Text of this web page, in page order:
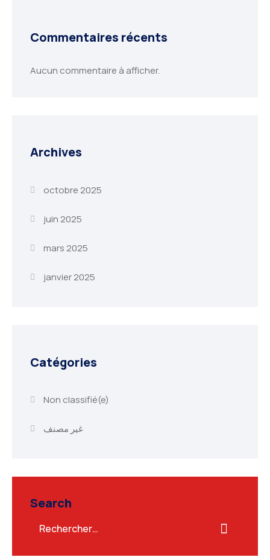
Commentaires récents
Aucun commentaire à afficher.
Archives
octobre 2025
juin 2025
mars 2025
janvier 2025
Catégories
Non classifié(e)
غير مصنف
Search